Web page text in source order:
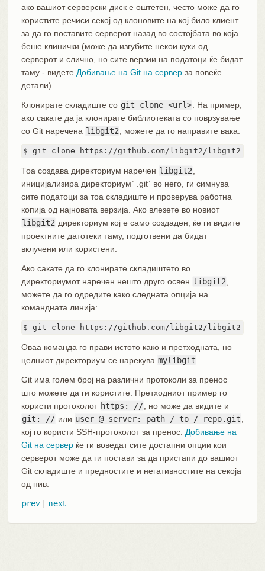
ако вашиот серверски диск е оштетен, често може да го
користите речиси секој од клоновите на кој било клиент
за да го поставите серверот назад во состојбата во која
беше клинички (може да изгубите некои куки од
серверот и слично, но сите верзии на податоци ќе бидат
таму - видете Добивање на Git на серверза повеќе
детали).
Клонирате складиште со git clone <url> . На пример,
ако сакате да ја клонирате библиотеката со поврзување
со Git наречена libgit2 , можете да го направите вака:
$ git clone https://github.com/libgit2/libgit2
Тоа создава директориум наречен libgit2
иницијализира директориум` .git` во него, ги симнува
сите податоци за тоа складиште и проверува работна
копија од најновата верзија. Ако влезете во новиот
libgit2 директориум кој е само создаден, ќе ги видите
проектните датотеки таму, подготвени да бидат
вклучени или користени.
Ако сакате да го клонирате складиштето во
директориумот наречен нешто друго освен libgit2
можете да го одредите како следната опција на
командната линија:
$ git clone https://github.com/libgit2/libgit2
Оваа команда го прави истото како и претходната, но
целниот директориум се нарекува mylibgit
Git има голем број на различни протоколи за пренос
што можете да ги користите. Претходниот пример го
користи протоколот https: // , но може да видите и
git: // или user @ server: path / to / repo.git
кој го користи SSH-протоколот за пренос. Добивање на
Git на серверќе ги воведат сите достапни опции кои
серверот може да ги постави за да пристапи до вашиот
Git складиште и предностите и негативностите на секоја
од нив.
prev| next